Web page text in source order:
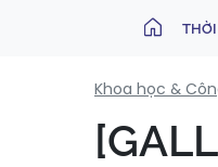
Khoa học &